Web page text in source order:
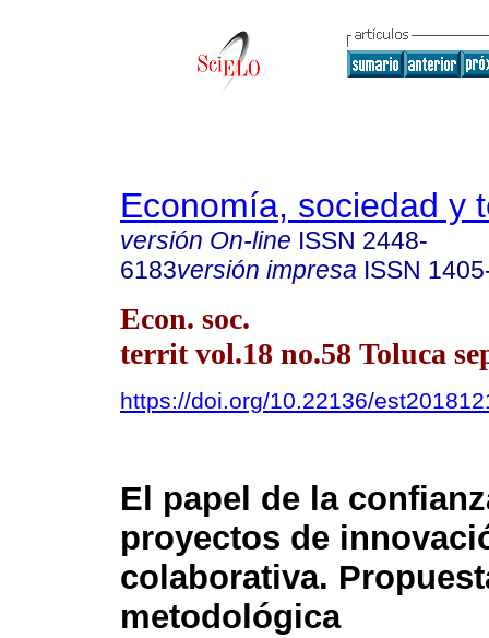
Economía, sociedad y
versión On-line ISSN 2448-
6183versión impresa ISSN
Econ. soc.
territ vol.18 no.58 Toluca
https://doi.org/10.22136/
El papel de la
proyectos de
colaborativa.
metodológica